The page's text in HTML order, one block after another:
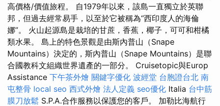
高價格/價值旅程。 自1979年以來，該島一直獨立於英聯
邦，但過去經常易手，以至於它被稱為“西印度人的海倫
娜”。 火山起源島是栽培的甘蔗，香蕉，椰子，可可和柑橘
類水果。 島上的特色景觀是由斯內普山（Snape
Mountains）決定的，斯內普山（Snape Mountains）是聯
合國教科文組織世界遺產的一部分。 Cruisetopic與Europ
Assistance 下午茶外燴 關鍵字優化 波經堂 台胞證台北 南
屯整骨 local seo 西式外燴 法人定義 seo優化 Italia 台中筋
膜刀放鬆 S.P.A.合作服務以保護您的客戶。 加勒比海航行